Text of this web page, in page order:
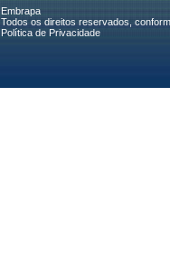
Embrapa
Todos os direitos reservados,
Política de Privacidade